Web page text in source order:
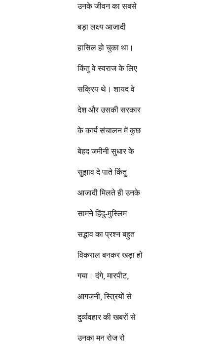
उनके जीवन का सबसे
बड़ा लक्ष्य आजादी
हासिल हो चुका था।
किंतु वे स्वराज के लिए
सक्रिय थे। शायद वे
देश और उसकी सरकार
के कार्य संचालन में कुछ
बेहद जमीनी सुधार के
सुझाव दे पाते किंतु
आजादी मिलते ही उनके
सामने हिंदु-मुस्लिम
सद्भाव का प्रश्न बहुत
विकराल बनकर खड़ा हो
गया। दंगे, मारपीट,
आगजनी, स्त्रियों से
दुर्व्यवहार की खबरों से
उनका मन रोज रो